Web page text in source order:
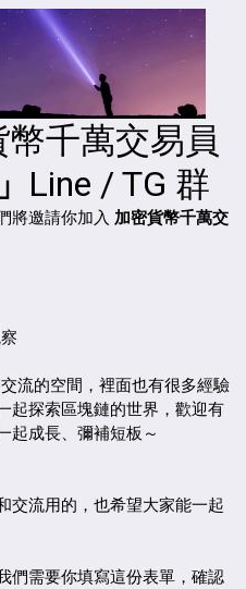
千萬交易員
」 Line / TG 群
將邀請你加入 加密貨幣千萬交
流的空間，裡面也有很多經驗
起探索區塊鏈的世界，歡迎有
起成長、彌補短板～
交流用的，也希望大家能一起
們需要你填寫這份表單，確認